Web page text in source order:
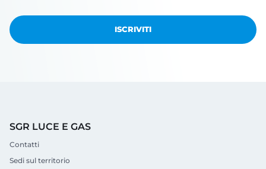
SGR LUCE E GAS
Contatti
Sedi sul territorio